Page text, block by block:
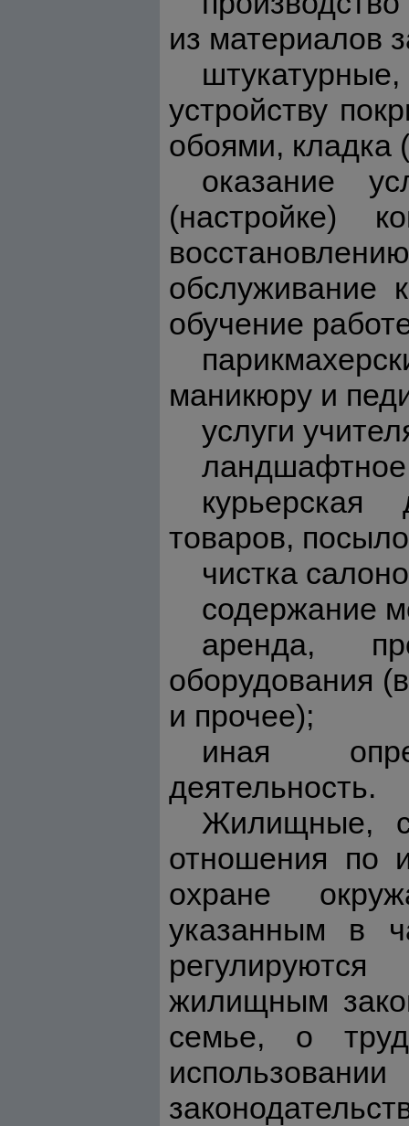
из материалов
устройству
обоями, кладка
оказание
(настройке)
обслуживание
обучение
маникюру и
услуги
ландшафтное
курьерская
товаров,
чистка
содержание
аренда,
оборудования
и прочее);
иная
деятельность.
Жилищные,
отношения по
охране
указанным в
жилищным
семье, о